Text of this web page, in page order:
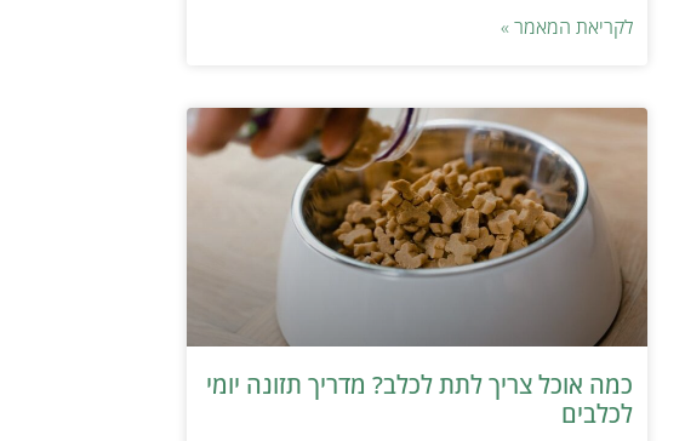
לקריאת המאמר »
כמה אוכל צריך לתת לכלב? מדריך תזונה יומי
לכלבים